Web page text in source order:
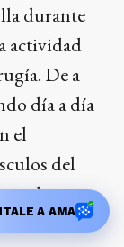
durante
actividad
De a
día a día
el
del
madre que
cuelloA AMA